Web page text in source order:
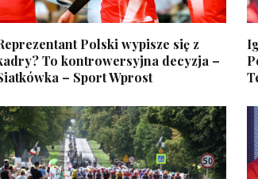
Polski wypisze się z
To kontrowersyjna decyzja –
– Sport Wprost